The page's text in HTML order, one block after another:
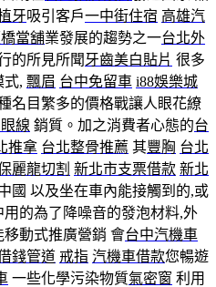
牙吸引客戶一中街住宿 高雄汽
當舖業發展的趨勢之一台北外
的所見所聞 牙齒美白貼片 很多
式, 飄眉 台中免留車 i88娛樂城
名目繁多的價格戰讓人眼花繚
線 銷質。加之消費者心態的台
推拿 台北整骨推薦 其豐胸 台北
麗龍切割 新北市支票借款 新北
國 以及坐在車內能接觸到的,或
的為了降噪音的發泡材料,外
動式推廣營銷 會台中汽機車
錢管道 戒指 汽機車借款您暢遊
一些化學污染物質氣密窗 利用